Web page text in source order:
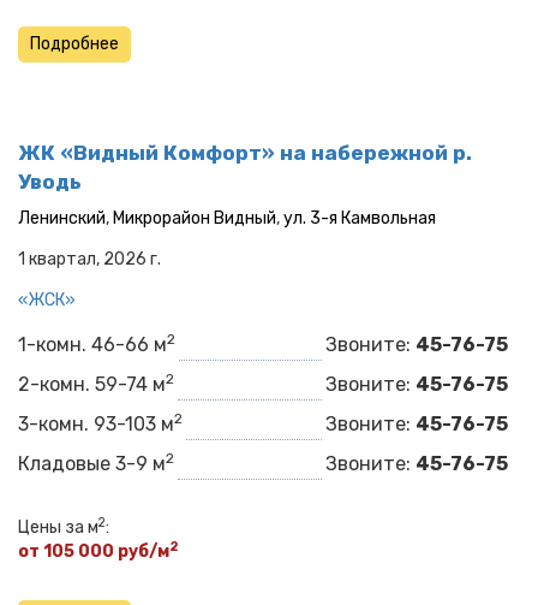
Подробнее
ЖК «Видный Комфорт» на набережной р.
Уводь
Ленинский, Микрорайон Видный,ул. 3-я Камвольная
1 квартал, 2026 г.
«ЖСК»
1-комн. 46-66 м2 Звоните: 45-76-75
2-комн. 59-74 м2 Звоните: 45-76-75
3-комн. 93-103 м2 Звоните: 45-76-75
Кладовые 3-9 м2 Звоните: 45-76-75
Цены за м2:
от 105 000 руб/м2